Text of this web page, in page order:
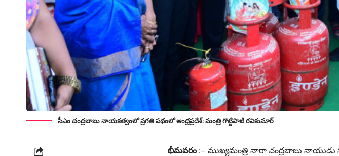
సీఎం చంద్ర‌బాబు నాయ‌క‌త్వంలో ప్ర‌గ‌తి ప‌థంలో ఆంధ్రప్రదేశ్: మంత్రి గొట్టిపాటి ర‌వికుమార్
భీమ‌వ‌రం :– ముఖ్య‌మంత్రి నారా చంద్ర‌బాబు నాయుడు